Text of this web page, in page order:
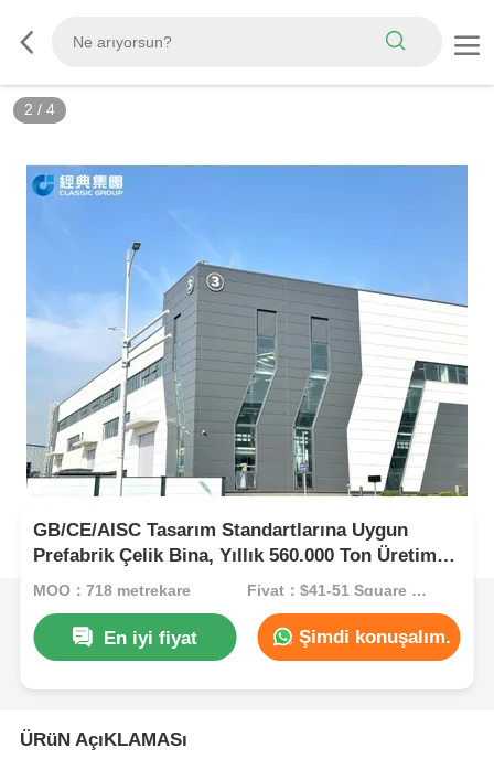
2 / 4
GB/CE/AISC Tasarım Standartlarına Uygun
Prefabrik Çelik Bina, Yıllık 560.000 Ton Üretim
Kapasitesi ve Korozyona Dirençli Çelik Yapı
MOQ：718 metrekare Fiyat：$41-51 Square Meters
En iyi fiyat Şimdi konuşalım.
ÜRüN AçıKLAMASı